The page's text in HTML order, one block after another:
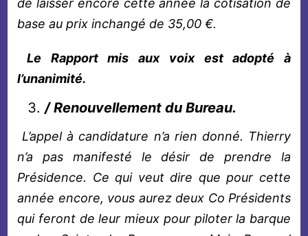
base au prix inchangé de 35,00 €.
Le Rapport mis aux voix est adopté à
l’unanimité.
/ Renouvellement du Bureau.
L’appel à candidature n’a rien donné. Thierry
n’a pas manifesté le désir de prendre la
Présidence. Ce qui veut dire que pour cette
année encore, vous aurez deux Co Présidents
qui feront de leur mieux pour piloter la barque